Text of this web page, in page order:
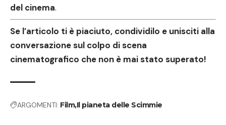
del cinema.
Se l’articolo ti è piaciuto, condividilo e unisciti alla
conversazione sul colpo di scena
cinematografico che non è mai stato superato!
ARGOMENTI: FilmIl pianeta delle Scimmie